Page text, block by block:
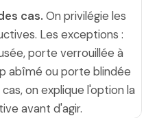
cas. On privilégie les
Les exceptions :
porte verrouillée à
abîmé ou porte blindée
on explique l'option la
avant d'agir.